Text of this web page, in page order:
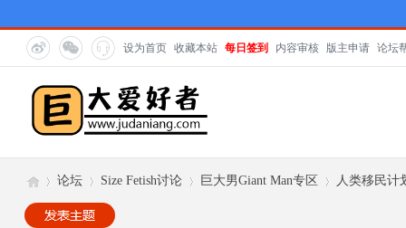
设为首页 收藏本站 每日签到 内容审核 版主申请 论坛
论坛 Size Fetish讨论 巨大男Giant Man专区 人类移民计